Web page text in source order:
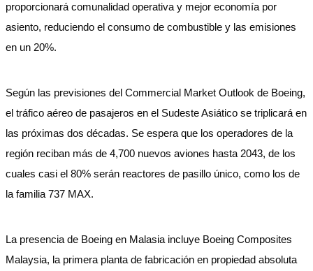
proporcionará comunalidad operativa y mejor economía por
asiento, reduciendo el consumo de combustible y las emisiones
en un 20%.
Según las previsiones del Commercial Market Outlook de Boeing,
el tráfico aéreo de pasajeros en el Sudeste Asiático se triplicará en
las próximas dos décadas. Se espera que los operadores de la
región reciban más de 4,700 nuevos aviones hasta 2043, de los
cuales casi el 80% serán reactores de pasillo único, como los de
la familia 737 MAX.
La presencia de Boeing en Malasia incluye Boeing Composites
Malaysia, la primera planta de fabricación en propiedad absoluta